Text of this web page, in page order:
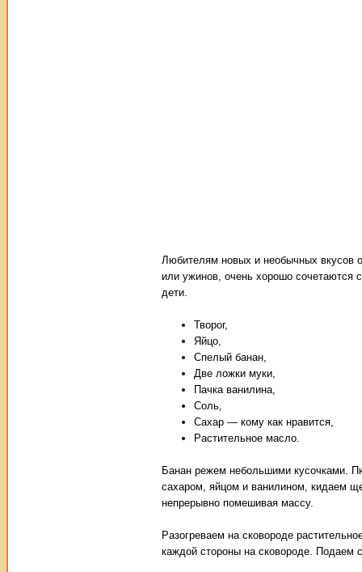
Любителям новых и необычных вкусов
или ужинов, очень хорошо сочетаются
дети.
Творог,
Яйцо,
Спелый банан,
Две ложки муки,
Пачка ванилина,
Соль,
Сахар — кому как нравится,
Растительное масло.
Банан режем небольшими кусочками.
сахаром, яйцом и ванилином, кидаем
непрерывно помешивая массу.
Разогреваем на сковороде
каждой стороны на сковороде. Подаем